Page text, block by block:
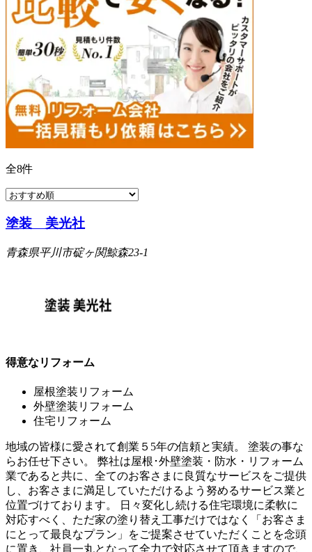
全8件
塗装 美光社
青森県平川市碇ヶ関鯨森23-1
得意なリフォーム
屋根塗装リフォーム
外壁塗装リフォーム
住宅リフォーム
地域の皆様に愛されて創業５5年の信頼と実績。 塗装の事な
らお任せ下さい。 弊社は屋根･外壁塗装・防水・リフォーム
業であると共に、全てのお客さまに良質なサービスをご提供
し、お客さまに満足していただけるよう努めるサービス業と
位置づけております。 日々変化し続ける住宅環境に柔軟に
対応すべく、ただ家の塗り替え工事だけではなく「お客さま
にとって最良なプラン」をご提案させていただくことを念頭
に置き、社員一丸となって全力で対応させて頂きますので、